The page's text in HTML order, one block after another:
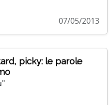
07/05/2013
picky: le parole